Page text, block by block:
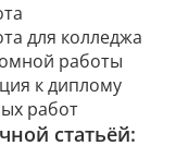
для колледжа
работы
к диплому
работ
статьёй: